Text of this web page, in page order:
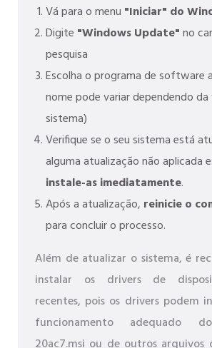
Vá para o menu "Iniciar" do
Digite "Windows Update"no
pesquisa
Escolha o programa de software
nome pode variar dependendo da
sistema)
Verifique se o seu sistema está
alguma atualização não aplicada
instale-as imediatamente.
Após a atualização, reinicie o
para concluir o processo.
Além de atualizar o sistema, é
instalar os drivers de
recentes, pois os drivers podem
funcionamento adequado